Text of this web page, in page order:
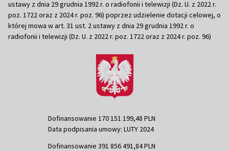
ustawy z dnia 29 grudnia 1992 r. o radiofonii i telewizji (Dz. U. z 2022 r.
poz. 1722 oraz z 2024 r. poz. 96) poprzez udzielenie dotacji celowej, o
której mowa w art. 31 ust. 2 ustawy z dnia 29 grudnia 1992 r. o
radiofonii i telewizji (Dz. U. z 2022 r. poz. 1722 oraz z 2024 r. poz. 96)
Dofinansowanie 170 151 199,48 PLN
Data podpisania umowy: LUTY 2024
Dofinansowanie 391 856 491,84 PLN